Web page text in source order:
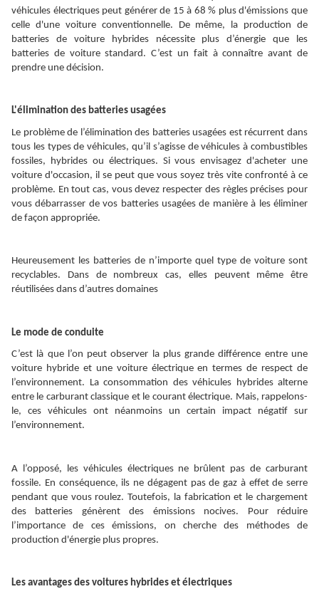
véhicules électriques peut générer de 15 à 68 % plus d'émissions que
celle d'une voiture conventionnelle. De même, la production de
batteries de voiture hybrides nécessite plus d’énergie que les
batteries de voiture standard. C’est un fait à connaître avant de
prendre une décision.
L'élimination des batteries usagées
Le problème de l’élimination des batteries usagées est récurrent dans
tous les types de véhicules, qu’il s’agisse de véhicules à combustibles
fossiles, hybrides ou électriques. Si vous envisagez d'acheter une
voiture d'occasion, il se peut que vous soyez très vite confronté à ce
problème. En tout cas, vous devez respecter des règles précises pour
vous débarrasser de vos batteries usagées de manière à les éliminer
de façon appropriée.
Heureusement les batteries de n’importe quel type de voiture sont
recyclables. Dans de nombreux cas, elles peuvent même être
réutilisées dans d’autres domaines
Le mode de conduite
C’est là que l’on peut observer la plus grande différence entre une
voiture hybride et une voiture électrique en termes de respect de
l’environnement. La consommation des véhicules hybrides alterne
entre le carburant classique et le courant électrique. Mais, rappelons-
le, ces véhicules ont néanmoins un certain impact négatif sur
l’environnement.
A l’opposé, les véhicules électriques ne brûlent pas de carburant
fossile. En conséquence, ils ne dégagent pas de gaz à effet de serre
pendant que vous roulez. Toutefois, la fabrication et le chargement
des batteries génèrent des émissions nocives. Pour réduire
l’importance de ces émissions, on cherche des méthodes de
production d'énergie plus propres.
Les avantages des voitures hybrides et électriques